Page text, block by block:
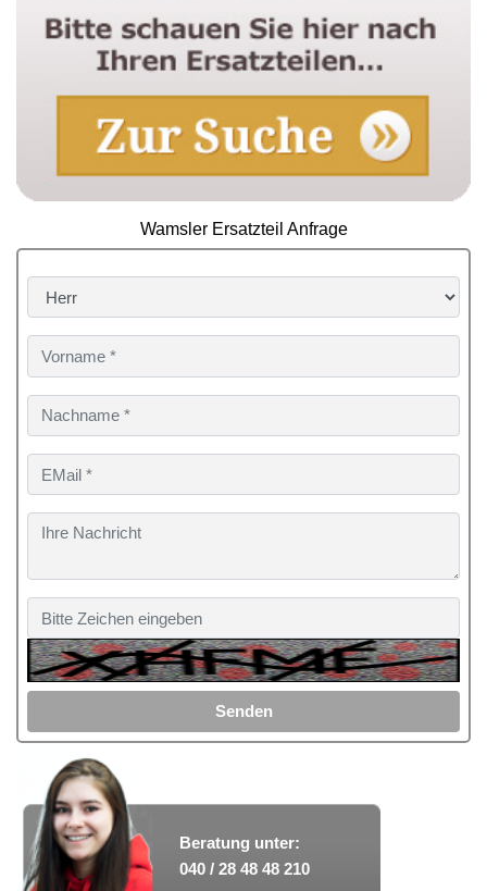
Wamsler Ersatzteil Anfrage
Senden
Beratung unter:
040 / 28 48 48 210